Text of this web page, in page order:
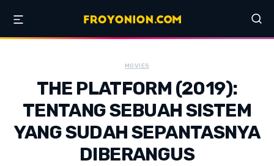
MOVIES
THE PLATFORM (2019):
TENTANG SEBUAH SISTEM
YANG SUDAH SEPANTASNYA
DIBERANGUS